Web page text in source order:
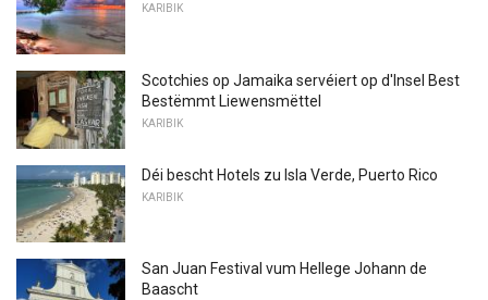
KARIBIK
Scotchies op Jamaika servéiert op d'Insel Best
Bestëmmt Liewensmëttel
KARIBIK
Déi bescht Hotels zu Isla Verde, Puerto Rico
KARIBIK
San Juan Festival vum Hellege Johann de
Baascht